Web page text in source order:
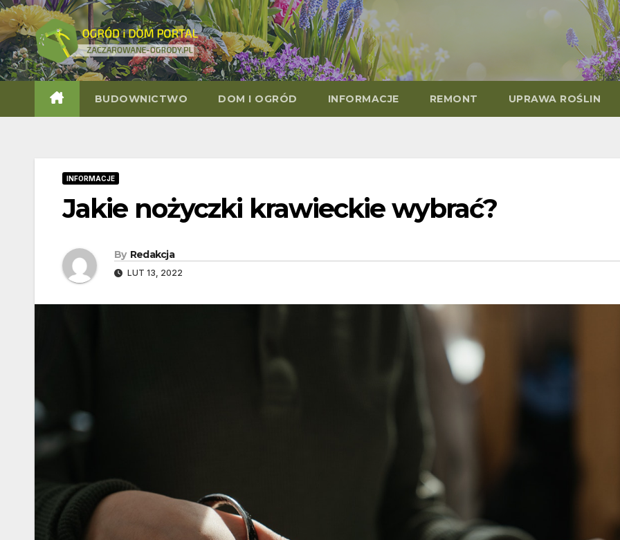
Skip
to
content
BUDOWNICTWO DOM I OGRÓD INFORMACJE REMONT UPRAWA ROŚLIN
INFORMACJE
Jakie nożyczki krawieckie wybrać?
By Redakcja
LUT 13, 2022